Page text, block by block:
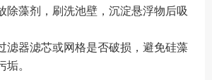
除藻剂，刷洗池壁，沉淀悬浮物后吸
滤器滤芯或网格是否破损，避免硅藻
垢。